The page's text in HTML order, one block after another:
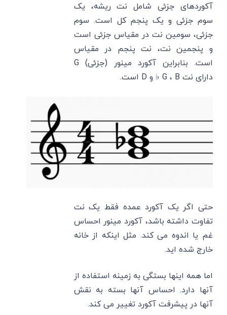
آکوردهای جزئی شامل نت ریشه، یک
سوم جزئی و یک پنجم کل است. سوم
جزئی، سومین نت در مقیاس جزئی است
و پنجمین نت، نت پنجم در مقیاس
است. بنابراین آکورد مینور (جزئی) G
دارای نت G ، B ♭ و D است.
حتی اگر یک آکورد عمده فقط یک نت
تفاوت داشته باشد، آکورد مینور احساس
غم یا اندوه می کند. مثل اینکه از خانه
خارج شده اید.
اما همه اینها بستگی به زمینه استفاده از
آنها دارد. احساس آنها بسته به نقش
آنها در پیشرفت آکورد تغییر می کند.